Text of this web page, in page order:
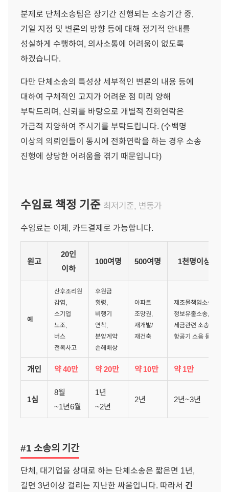
분제로 단체소송팀은 장기간 진행되는 소송기간 중,
기일 지정 및 변론의 방향 등에 대해 정기적 안내를
성실하게 수행하여, 의사소통에 어려움이 없도록
하겠습니다.
다만 단체소송의 특성상 세부적인 변론의 내용 등에
대하여 구체적인 고지가 어려운 점 미리 양해
부탁드리며, 신뢰를 바탕으로 개별적 전화연락은
가급적 지양하여 주시기를 부탁드립니다. (수백명
이상의 의뢰인들이 동시에 전화연락을 하는 경우 소송
진행에 상당한 어려움을 겪기 때문입니다)
수임료 책정 기준 최저기준, 변동가
수임료는 이체, 카드결제로 가능합니다.
원고
20인
이하
100여명 500여명 1천명이상
예
산후조리원
감염,
소기업
노조,
버스
전복사고
후원금
횡령,
비행기
연착,
분양계약
손해배상
아파트
조망권,
재개발/
재건축
제조물책임소송,
정보유출소송,
세금관련 소송,
항공기 소음 등
개인 약 40만 약 20만 약 10만 약 1만
1심
8월
~1년6월
1년
~2년
2년 2년~3년
#1 소송의 기간
단체, 대기업을 상대로 하는 단체소송은 짧은면 1년,
길면 3년이상 걸리는 지난한 싸움입니다. 따라서 긴